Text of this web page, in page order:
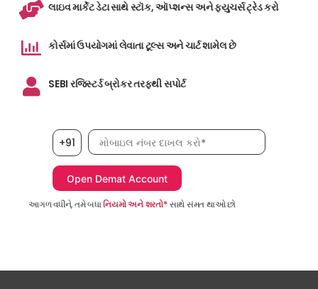
લાઇવ માર્કેટ ડેટા સાથે સ્ટૉક, ઑપ્શન્સ અને ફ્યુચર્સ ટ્રેડ કરો
કોર્સમાં ઉપયોગમાં લેવાતા ટૂલ્સ અને ચાર્ટ શામેલ છે
SEBI રજિસ્ટર્ડ બ્રોકર તરફથી સપોર્ટ
+91 મોબાઇલ નંબર, જરૂરી છે
આગળ વધીને, તમે બધાનિયમો અને શરતો*સાથે સંમત થાઓ છો